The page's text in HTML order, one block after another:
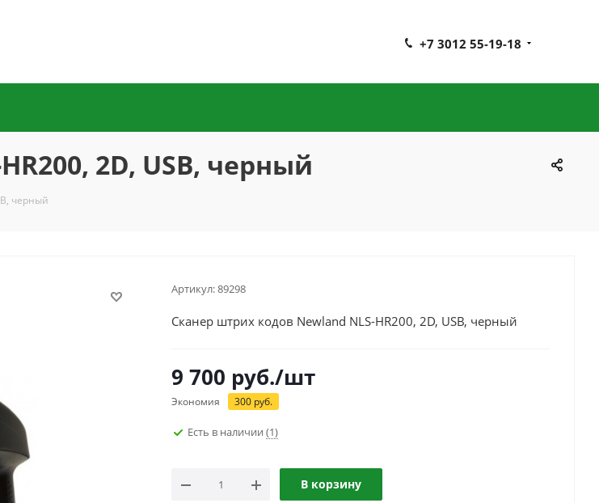
+7 3012 55-19-18
2D, USB, черный
черный
Артикул:89298
Сканер штрих кодов Newland NLS-HR200, 2D, USB, черный
9 700 руб./шт
Экономия 300 руб.
Есть в наличии (1)
В корзину